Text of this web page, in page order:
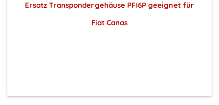
Ersatz Transpondergehäuse PFI6P geeignet für
Fiat Canas